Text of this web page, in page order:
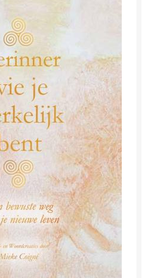
©Mieke
Oceaan.’ Meditatieve haiku’s
der Zuilen